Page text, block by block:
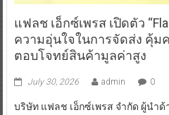
แฟลช เอ็กซ์เพรส เปิดตัว
ความอุ่นใจในการจัดส่ง คุ้ม
ตอบโจทย์สินค้ามูลค่าสูง
July 30, 2026 admin 0
บริษัท แฟลช เอ็กซ์เพรส จำกัด ผู้นำ